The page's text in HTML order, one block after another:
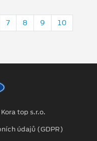
7 8 9 10
top s.r.o.
údajů (GDPR)